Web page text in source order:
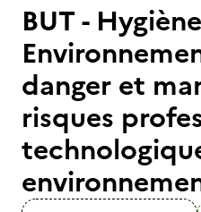
BUT -
danger et
risques